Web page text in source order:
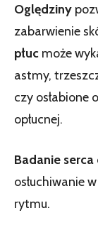
Oględziny
zabarwienie
płuc może
astmy,
czy osłabione
opłucnej.
Badanie serca
osłuchiwanie
rytmu.